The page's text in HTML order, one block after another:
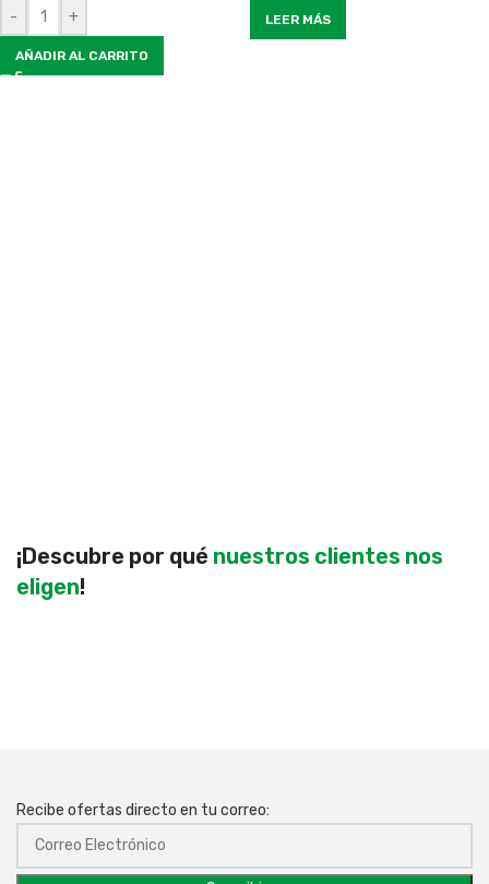
- +
AÑADIR AL CARRITO
LEER MÁS
¡Descubre por qué nuestros clientes nos
eligen!
Recibe ofertas directo en tu correo: